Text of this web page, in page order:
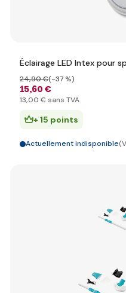
Éclairage LED Intex pour
15,60 €
24,90 €(-37 %)
13,00 € sans TVA
+ 15 points
Actuellement indisponible